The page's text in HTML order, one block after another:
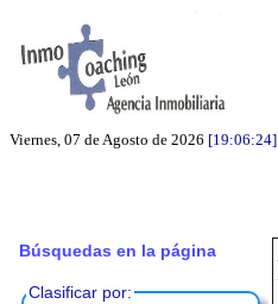
Viernes, 07 de Agosto de 2026 [19:06:25]
Búsquedas en la página
Clasificar por: